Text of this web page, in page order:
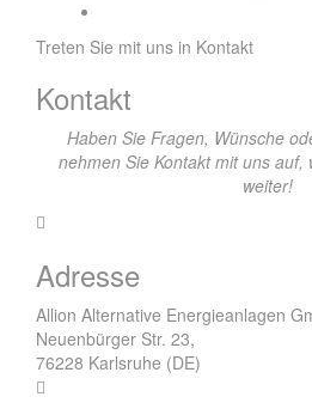
Treten Sie mit uns in Kontakt
Kontakt
Haben Sie Fragen, Wünsche
nehmen Sie Kontakt mit uns
weiter!
Adresse
Allion Alternative Energieanlagen
Neuenbürger Str. 23,
76228 Karlsruhe (DE)